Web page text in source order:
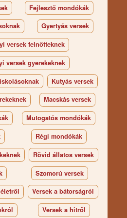
Fejlesztő mondókák
Gyertyás versek
versek felnőtteknek
versek gyerekeknek
Kutyás versek
Macskás versek
Mutogatós mondókák
Régi mondókák
Rövid állatos versek
Szomorú versek
Versek a bátorságról
Versek a hitről